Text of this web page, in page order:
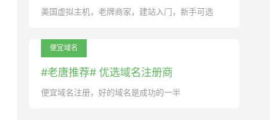
美国虚拟主机，老牌商家，建站入门，新手可选
便宜域名
#老唐推荐# 优选域名注册商
便宜域名注册，好的域名是成功的一半